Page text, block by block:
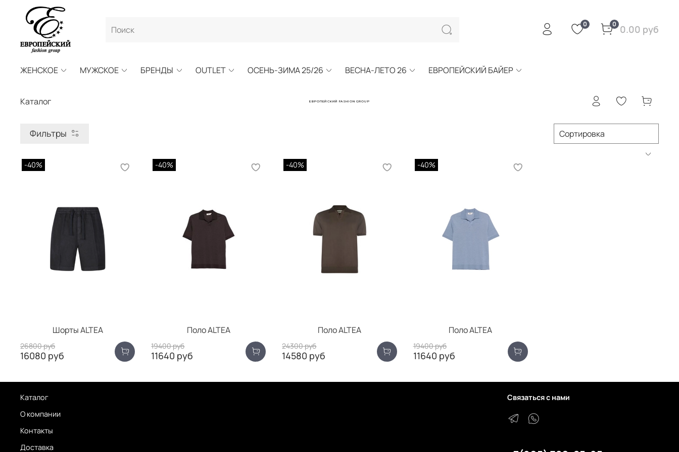
0 0 0.00 руб
ЖЕНСКОЕ МУЖСКОЕ БРЕНДЫ OUTLET ОСЕНЬ-ЗИМА 25/26 ВЕСНА-ЛЕТО 26 ЕВРОПЕЙСКИЙ БАЙЕР
ЕВРОПЕЙСКИЙ FASHION GROUP
Каталог
Фильтры
-40%
Шорты ALTEA
26800 руб
16080 руб
-40%
Поло ALTEA
19400 руб
11640 руб
-40%
Поло ALTEA
24300 руб
14580 руб
-40%
Поло ALTEA
19400 руб
11640 руб
Каталог
О компании
Контакты
Доставка
Связаться с нами